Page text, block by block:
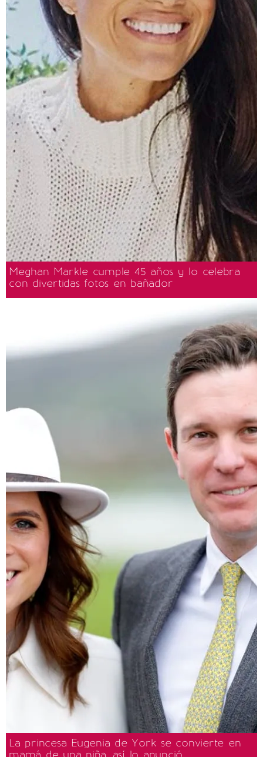
Meghan Markle cumple 45 años y lo celebra
con divertidas fotos en bañador
La princesa Eugenia de York se convierte en